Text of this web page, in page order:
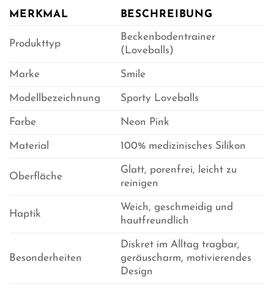
MERKMAL BESCHREIBUNG
Produkttyp
Beckenbodentrainer
(Loveballs)
Marke Smile
Modellbezeichnung Sporty Loveballs
Farbe Neon Pink
Material 100% medizinisches Silikon
Oberfläche
Glatt, porenfrei, leicht zu
reinigen
Haptik
Weich, geschmeidig und
hautfreundlich
Besonderheiten
Diskret im Alltag tragbar,
geräuscharm, motivierendes
Design